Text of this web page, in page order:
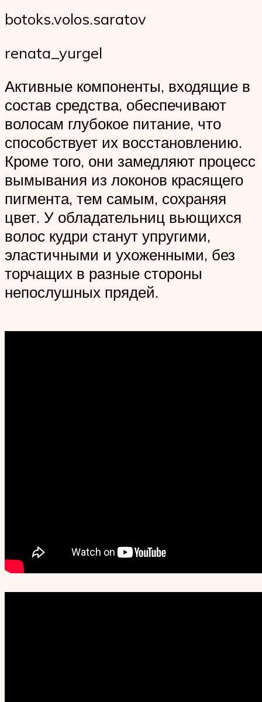
botoks.volos.saratov
renata_yurgel
Активные компоненты, входящие в
состав средства, обеспечивают
волосам глубокое питание, что
способствует их восстановлению.
Кроме того, они замедляют процесс
вымывания из локонов красящего
пигмента, тем самым, сохраняя
цвет. У обладательниц вьющихся
волос кудри станут упругими,
эластичными и ухоженными, без
торчащих в разные стороны
непослушных прядей.